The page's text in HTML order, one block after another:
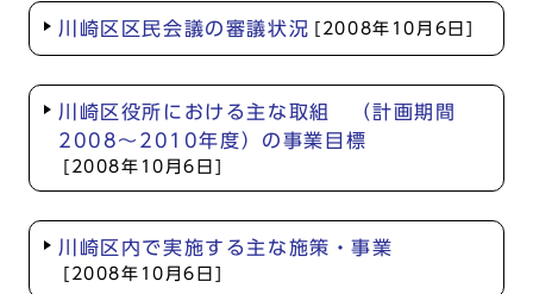
川崎区区民会議の審議状況 [2008年10月6日]
川崎区役所における主な取組 （計画期間
2008～2010年度）の事業目標
[2008年10月6日]
川崎区内で実施する主な施策・事業
[2008年10月6日]